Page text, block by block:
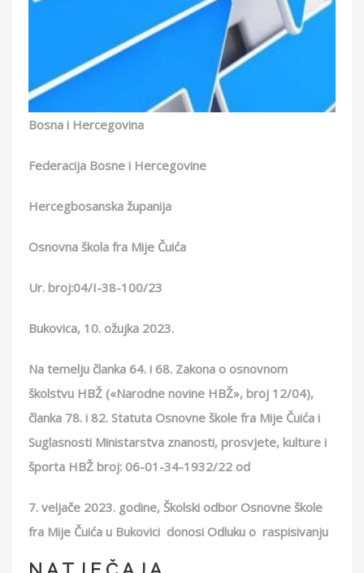
Bosna i Hercegovina
Federacija Bosne i Hercegovine
Hercegbosanska županija
Osnovna škola fra Mije Čuića
Ur. broj:04/I-38-100/23
Bukovica, 10. ožujka 2023.
Na temelju članka 64. i 68. Zakona o osnovnom
školstvu HBŽ («Narodne novine HBŽ», broj 12/04),
članka 78. i 82. Statuta Osnovne škole fra Mije Čuića i
Suglasnosti Ministarstva znanosti, prosvjete, kulture i
športa HBŽ broj: 06-01-34-1932/22 od
7. veljače 2023. godine, Školski odbor Osnovne škole
fra Mije Čuića u Bukovici donosi Odluku o raspisivanju